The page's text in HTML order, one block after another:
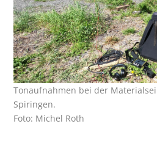
Tonaufnahmen bei der
Spiringen.
Foto: Michel Roth